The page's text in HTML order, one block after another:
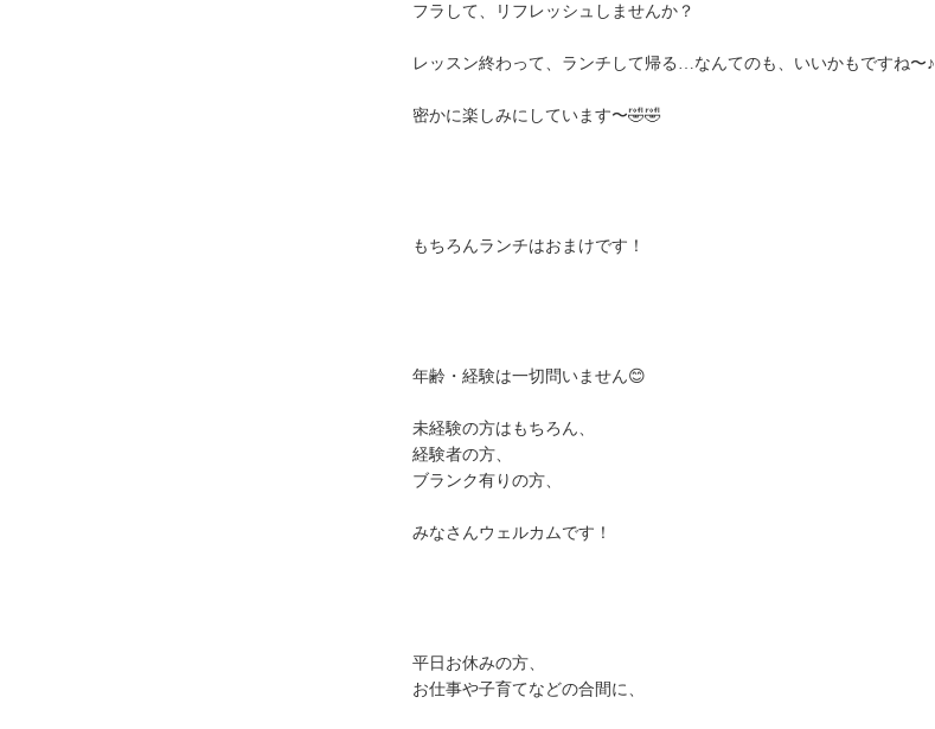
フラして、リフレッシュしませんか？
レッスン終わって、ランチして帰る…なんてのも、いいかもですね〜♪
密かに楽しみにしています〜🤣🤣
もちろんランチはおまけです！
年齢・経験は一切問いません😊
未経験の方はもちろん、
経験者の方、
ブランク有りの方、
みなさんウェルカムです！
平日お休みの方、
お仕事や子育てなどの合間に、